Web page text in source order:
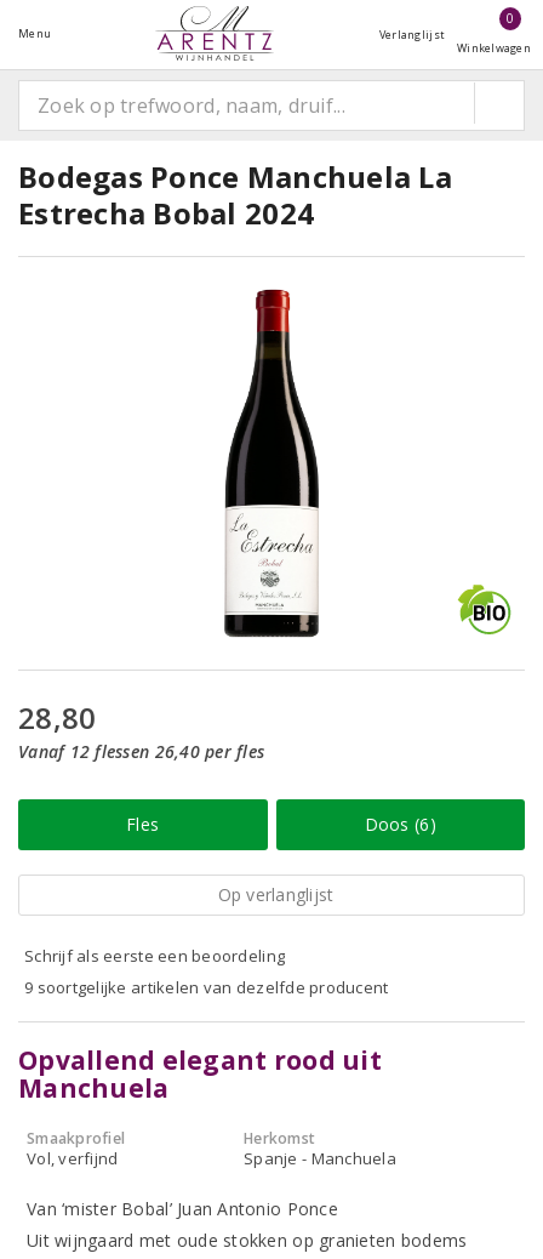
Menu Verlanglijst
0
Winkelwagen
Bodegas Ponce Manchuela La
Estrecha Bobal 2024
28,80
Vanaf 12 flessen 26,40 per fles
Fles Doos (6)
Op verlanglijst
Schrijf als eerste een beoordeling
9 soortgelijke artikelen van dezelfde producent
Opvallend elegant rood uit
Manchuela
Smaakprofiel
Vol, verfijnd
Herkomst
Spanje - Manchuela
Van ‘mister Bobal’ Juan Antonio Ponce
Uit wijngaard met oude stokken op granieten bodems